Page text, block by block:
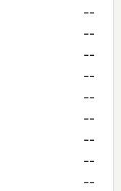
--
--
--
--
--
--
--
--
--